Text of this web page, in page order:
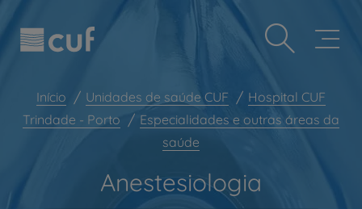
Observação:
este
inclui
sistema
acessibilidade.
Passar
para
conteúdo
Prevenção e bem-estar
Grandes Áreas da Saúde
Plano +CUF
Clientes e acompanhantes
Início Unidades de saúde CUF
Hospital CUF
Trindade - Porto
Especialidades e outras áreas da
saúde
Anestesiologia